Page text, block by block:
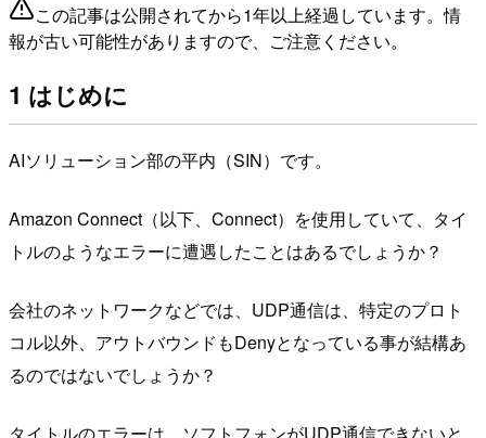
この記事は公開されてから1年以上経過しています。情
報が古い可能性がありますので、ご注意ください。
1 はじめに
AIソリューション部の平内（SIN）です。
Amazon Connect（以下、Connect）を使用していて、タイ
トルのようなエラーに遭遇したことはあるでしょうか？
会社のネットワークなどでは、UDP通信は、特定のプロト
コル以外、アウトバウンドもDenyとなっている事が結構あ
るのではないでしょうか？
タイトルのエラーは、ソフトフォンがUDP通信できないと